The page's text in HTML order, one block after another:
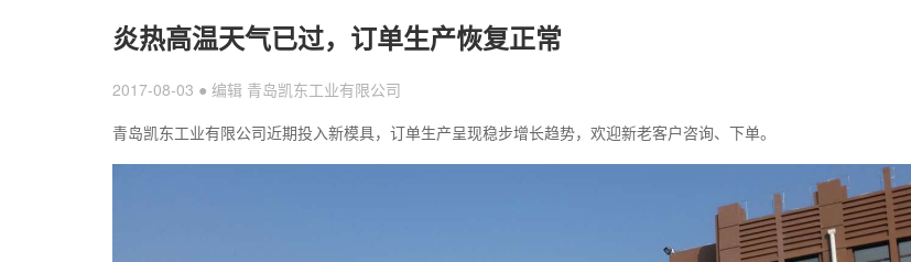
炎热高温天气已过，订单生产恢复正常
2017-08-03 ● 编辑 青岛凯东工业有限公司
青岛凯东工业有限公司近期投入新模具，订单生产呈现稳步增长趋势，欢迎新老客户咨询、下单。